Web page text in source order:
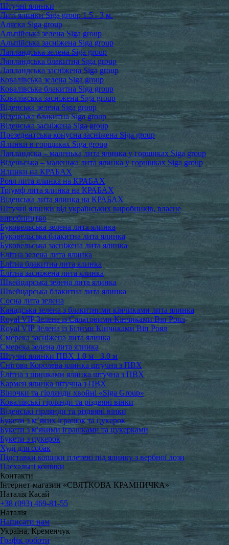
Штучні ялинки
Литі ялинки Siga group 1.5 - 3 м.
Аляска Siga group
Альпійська зелена Siga group
Альпійська засніжена Siga group
Лапландська зелена Siga group
Лапландська блакитна Siga group
Лапландська засніжена Siga group
Ковалівська зелена Siga group
Ковалівська блакитна Siga group
Ковалівська засніжена Siga group
Віденська зелена Siga group
Віденська блакитна Siga group
Віденська засніжена Siga group
Презедентська конусна засніжена Siga group
Ялинки в горщиках Siga group
Лапландска – маленька лита ялинка у горщиках Siga group
Віденьська – маленька лита ялинка у горщиках Siga group
Ялинки на КРАБАХ
Роял лита ялинка на КРАБАХ
Тріумф лита ялинка на КРАБАХ
Віденська лита ялинка на КРАБАХ
Штучні ялинки від українських виробників, власне
виробництво
Буковельська зелена лита ялинка
Буковельська блакитна лита ялинка
Буковельська засніжена лита ялинка
Елітна зелена лита ялинка
Елітна блакитна лита ялинка
Елітна засніжена лита ялинка
Швейцарська зелена лита ялинка
Швейцарська блакитна лита ялинка
Сосна лита зелена
Канадська зелена з блакитними кінчиками лита ялинка
Royal VIP Зелена із Салатовими Кінчиками Віп Роял
Royal VIP Зелена із Білими Кінчиками Віп Роял
Смерека засніжена лита ялинка
Смерека зелена лита ялинка
Штучні ялинки ПВХ 1.0 м - 3.0 м
Снігова Королева ялинка штучна з ПВХ
Елітна з шишками ялинка штучна з ПВХ
Кармен ялинка штучна з ПВХ
Віночки та гірлянди хвойні «Siga Group»
Ковалівські гірлянди та різдвяні вінки
Віденські гірлянди та різдвяні вінки
Букети з м’яких іграшок та цукерок
Букети з м'якими іграшками та цукерками
Букети з цукерок
Худі для собак
Підставки кошики плетені під ялинку з вербної лози
Пасхальні кошики
Контакти
Інтернет-магазин «СВЯТКОВА КРАМНИЧКА»
Наталія Касай
+38 (093) 469-81-55
Наталія
Написати нам
Україна, Кременчук
Графік роботи